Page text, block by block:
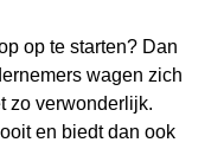
op te starten? Dan
wagen zich
zo verwonderlijk.
en biedt dan ook